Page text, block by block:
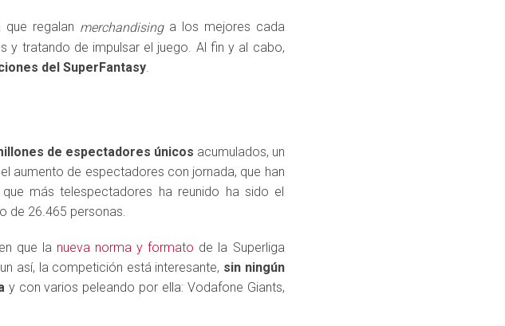
regalan merchandisinga los mejores cada
y tratando de impulsar el juego. Al fin y al cabo,
del SuperFantasy.
de espectadores únicos acumulados, un
aumento de espectadores con jornada, que han
más telespectadores ha reunido ha sido el
de 26.465 personas.
que la nueva norma y formato de la Superliga
así, la competición está interesante, sin ningún
y con varios peleando por ella: Vodafone Giants,